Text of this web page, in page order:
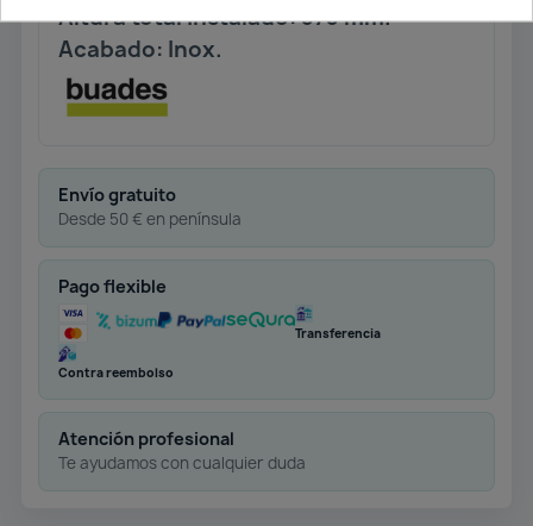
Altura total instalado: 373 mm.
Acabado: Inox.
Envío gratuito
Desde 50 € en península
Pago flexible
Transferencia
Contra reembolso
Atención profesional
Te ayudamos con cualquier duda